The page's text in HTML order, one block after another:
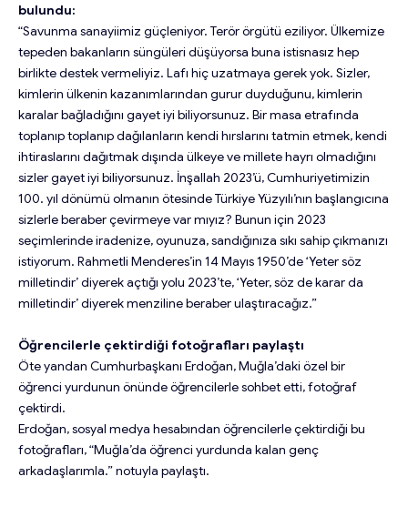
bulundu:
“Savunma sanayiimiz güçleniyor. Terör örgütü eziliyor. Ülkemize
tepeden bakanların süngüleri düşüyorsa buna istisnasız hep
birlikte destek vermeliyiz. Lafı hiç uzatmaya gerek yok. Sizler,
kimlerin ülkenin kazanımlarından gurur duyduğunu, kimlerin
karalar bağladığını gayet iyi biliyorsunuz. Bir masa etrafında
toplanıp toplanıp dağılanların kendi hırslarını tatmin etmek, kendi
ihtiraslarını dağıtmak dışında ülkeye ve millete hayrı olmadığını
sizler gayet iyi biliyorsunuz. İnşallah 2023’ü, Cumhuriyetimizin
100. yıl dönümü olmanın ötesinde Türkiye Yüzyılı’nın başlangıcına
sizlerle beraber çevirmeye var mıyız? Bunun için 2023
seçimlerinde iradenize, oyunuza, sandığınıza sıkı sahip çıkmanızı
istiyorum. Rahmetli Menderes’in 14 Mayıs 1950’de ‘Yeter söz
milletindir’ diyerek açtığı yolu 2023’te, ‘Yeter, söz de karar da
milletindir’ diyerek menziline beraber ulaştıracağız.”
Öğrencilerle çektirdiği fotoğrafları paylaştı
Öte yandan Cumhurbaşkanı Erdoğan, Muğla’daki özel bir
öğrenci yurdunun önünde öğrencilerle sohbet etti, fotoğraf
çektirdi.
Erdoğan, sosyal medya hesabından öğrencilerle çektirdiği bu
fotoğrafları, “Muğla’da öğrenci yurdunda kalan genç
arkadaşlarımla.” notuyla paylaştı.